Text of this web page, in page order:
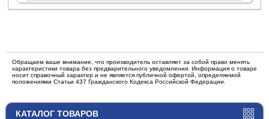
КАТАЛОГ ТОВАРОВ
Обращаем ваше внимание, что производитель оставляет за собой право менять
характеристики товара без предварительного уведомления. Информация о товаре
носит справочный характер и не является публичной офертой, определяемой
положениями Статьи 437 Гражданского Кодекса Российской Федерации.